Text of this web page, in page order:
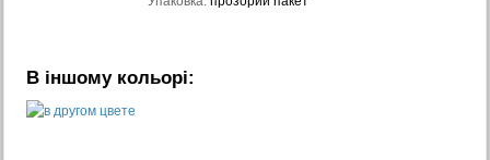
В іншому кольорі: